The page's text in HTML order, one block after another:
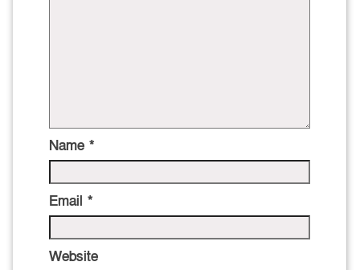
Name *
Email *
Website